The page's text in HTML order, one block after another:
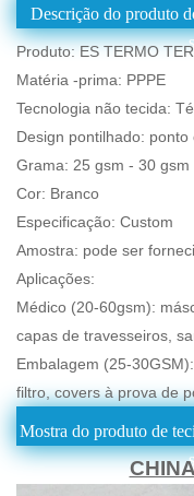
Descrição do produto
Produto: ES TERMO
Matéria -prima: PPPE
Tecnologia não tecida:
Design pontilhado: ponto
Grama: 25 gsm - 30 gsm
Cor: Branco
Especificação: Custom
Amostra: pode ser
Aplicações:
Médico (20-60gsm):
capas de travesseiros,
Embalagem (25-
filtro, covers à prova de
Mostra do produto de